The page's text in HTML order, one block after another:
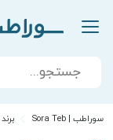
Products
search
سوراطب | Sora Teb برند